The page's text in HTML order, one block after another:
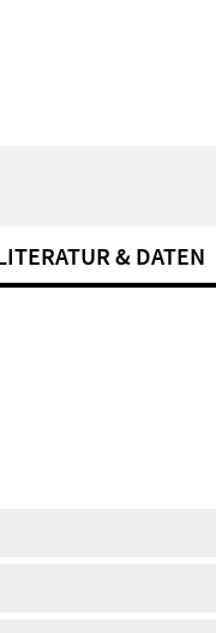
& DATEN